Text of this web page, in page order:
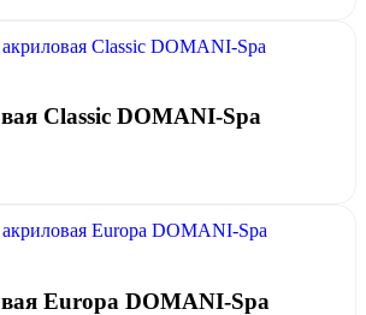
Classic DOMANI-Spa
Europa DOMANI-Spa